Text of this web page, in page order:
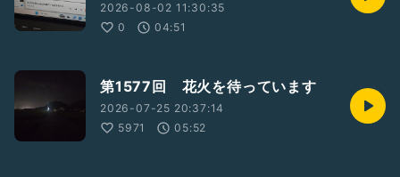
2026-08-02 11:30:35
0
04:51
第1577回 花火を待っています
2026-07-25 20:37:14
5971
05:52